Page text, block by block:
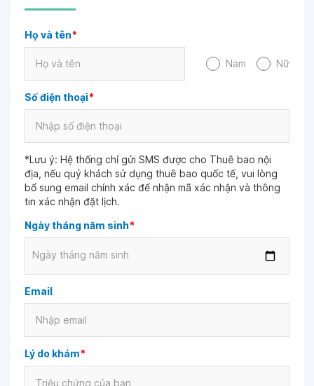
Họ và tên*
Nam Nữ
Số điện thoại*
*Lưu ý: Hệ thống chỉ gửi SMS được cho Thuê bao nội
địa, nếu quý khách sử dụng thuê bao quốc tế, vui lòng
bổ sung email chính xác để nhận mã xác nhận và thông
tin xác nhận đặt lịch.
Ngày tháng năm sinh*
Ngày tháng năm sinh
Email
Lý do khám*